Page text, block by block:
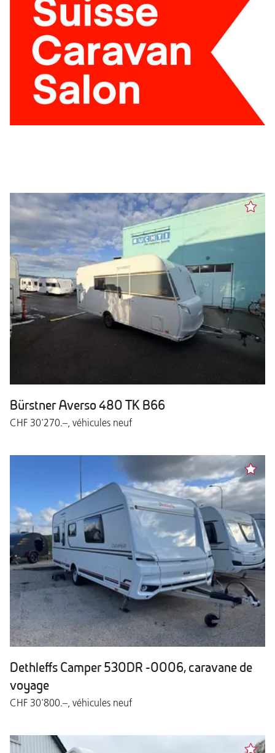
Bürstner Averso 480 TK B66
CHF 30'270.–, véhicules neuf
Dethleffs Camper 530DR -0006, caravane de
voyage
CHF 30'800.–, véhicules neuf